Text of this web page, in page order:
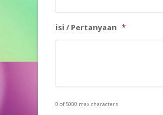
isi / Pertanyaan *
0 of 5000 max characters